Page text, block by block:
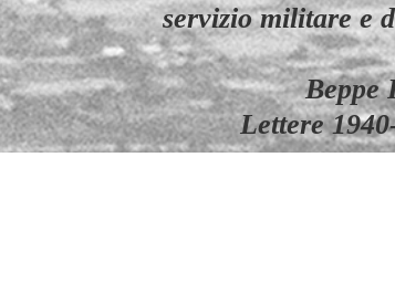
servizio militare e
Beppe
Lettere